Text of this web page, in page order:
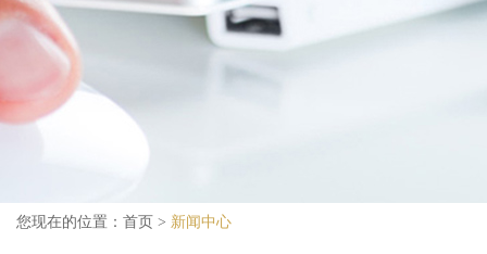
您现在的位置： 首页 > 新闻中心